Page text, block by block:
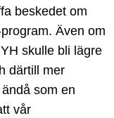
beskedet om
Även om
skulle bli lägre
därtill mer
som en
vår